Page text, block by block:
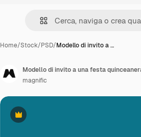
Home/Stock/PSD/Modello di invito a …
Premium
Modello di invito a una festa
magnific